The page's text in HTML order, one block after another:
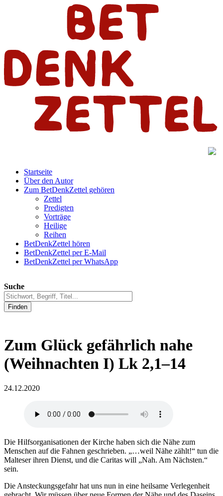
Startseite
Über den Autor
Zum BetDenkZettel gehören
Zettel
Predigten
Vorträge
Heilige
Reihen
BetDenkZettel hören
BetDenkZettel per E-Mail
BetDenkZettel per WhatsApp
Suche
Finden
Zum Glück gefährlich nahe
(Weihnachten I) Lk 2,1–14
24.12.2020
Die Hilfsorganisationen der Kirche haben sich die Nähe zum
Menschen auf die Fahnen geschrieben. „…weil Nähe zählt!“ tun die
Malteser ihren Dienst, und die Caritas will „Nah. Am Nächsten.“
sein.
Die Ansteckungsgefahr hat uns nun in eine heilsame Verlegenheit